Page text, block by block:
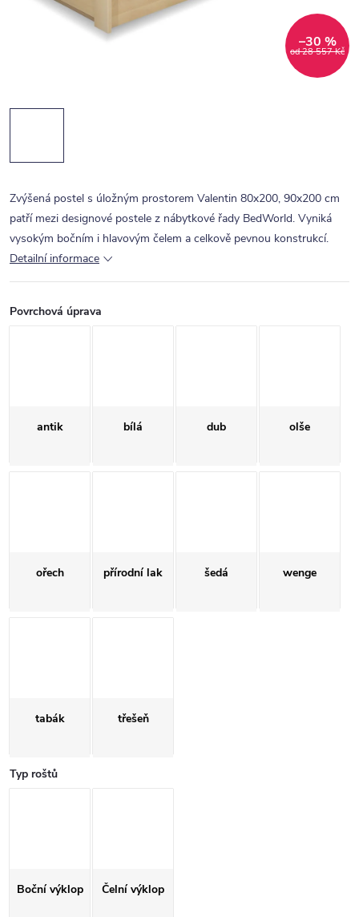
od 28 557 Kč
–30 %
Zvýšená postel s úložným prostorem Valentin 80x200, 90x200 cm
patří mezi designové postele z nábytkové řady BedWorld. Vyniká
vysokým bočním i hlavovým čelem a celkově pevnou konstrukcí.
Detailní informace
Povrchová úprava
antik bílá dub olše
ořech přírodní lak šedá wenge
tabák třešeň
Typ roštů
Boční výklop Čelní výklop